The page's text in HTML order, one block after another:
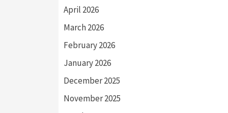
April 2026
March 2026
February 2026
January 2026
December 2025
November 2025